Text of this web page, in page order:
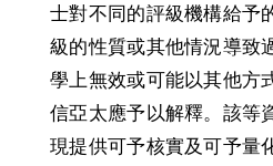
士對不同的評級機構給予
級的性質或其他情況導致
學上無效或可能以其他方
信亞太應予以解釋。該等
現提供可予核實及可予量